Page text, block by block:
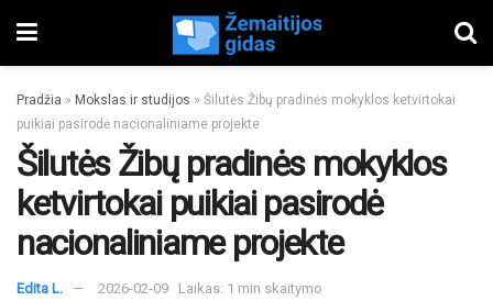
Pradžia » Mokslas ir studijos » Šilutės Žibų pradinės mokyklos ketvirtokai
puikiai pasirodė nacionaliniame projekte
Šilutės Žibų pradinės mokyklos
ketvirtokai puikiai pasirodė
nacionaliniame projekte
Edita L. 2026-02-09 Laikas: 1 min skaitymo